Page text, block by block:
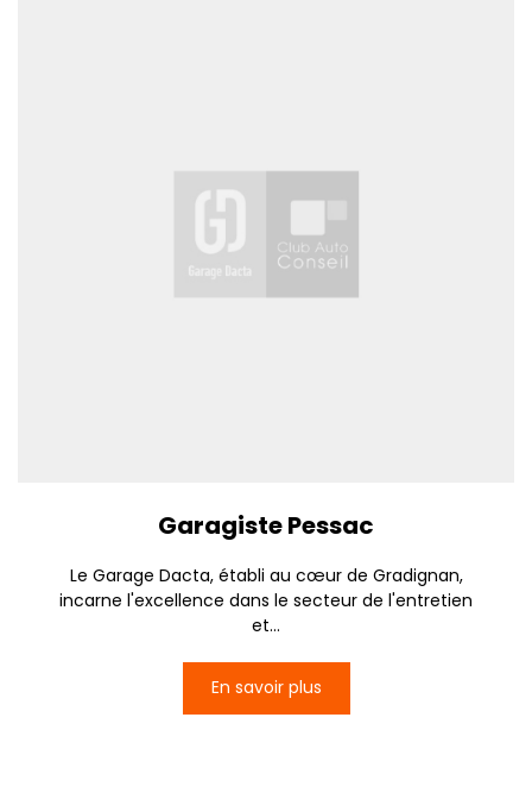
Garagiste Pessac
Le Garage Dacta, établi au cœur de Gradignan,
incarne l'excellence dans le secteur de l'entretien
et...
En savoir plus